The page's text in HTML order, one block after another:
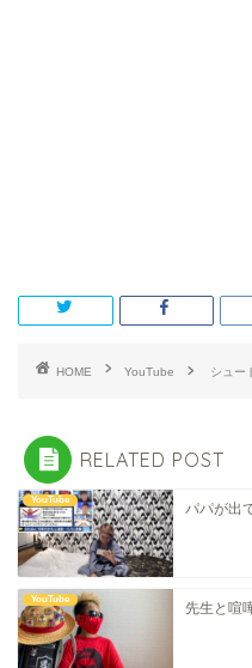
HOME YouTube シュー
RELATED POST
YouTube
パパが出
YouTube
先生と喧